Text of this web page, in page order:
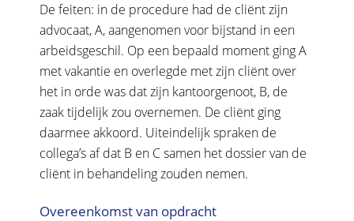
De feiten: in de procedure had de cliënt zijn
advocaat, A, aangenomen voor bijstand in een
arbeidsgeschil. Op een bepaald moment ging A
met vakantie en overlegde met zijn cliënt over
het in orde was dat zijn kantoorgenoot, B, de
zaak tijdelijk zou overnemen. De cliënt ging
daarmee akkoord. Uiteindelijk spraken de
collega’s af dat B en C samen het dossier van de
cliënt in behandeling zouden nemen.
Overeenkomst van opdracht